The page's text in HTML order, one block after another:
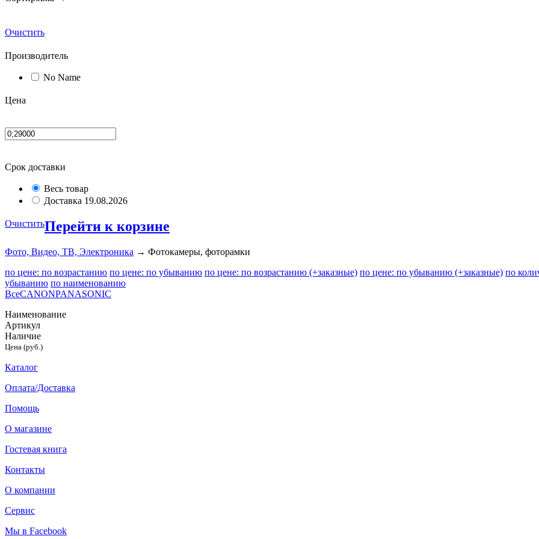
Очистить
Производитель
No Name
Цена
Срок доставки
Весь товар
Доставка 19.08.2026
ОчиститьПерейти к корзине
Фото, Видео, ТВ, Электроника → Фотокамеры, фоторамки
по цене: по возрастанию по цене: по убыванию по цене: по возрастанию (+заказные) по цене: по убыванию (+заказные) по
убыванию по наименованию
ВсеCANONPANASONIC
Наименование
Артикул
Наличие
Цена (руб.)
Каталог
Оплата/Доставка
Помощь
О магазине
Гостевая книга
Контакты
О компании
Сервис
Мы в Facebook